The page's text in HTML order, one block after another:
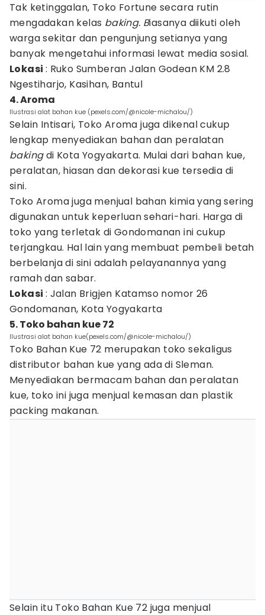
Tak ketinggalan, Toko Fortune secara rutin
mengadakan kelas baking. Biasanya diikuti oleh
warga sekitar dan pengunjung setianya yang
banyak mengetahui informasi lewat media sosial.
Lokasi : Ruko Sumberan Jalan Godean KM 2.8
Ngestiharjo, Kasihan, Bantul
4. Aroma
Ilustrasi alat bahan kue (pexels.com/@nicole-michalou/)
Selain Intisari, Toko Aroma juga dikenal cukup
lengkap menyediakan bahan dan peralatan
bakingdi Kota Yogyakarta. Mulai dari bahan kue,
peralatan, hiasan dan dekorasi kue tersedia di
sini.
Toko Aroma juga menjual bahan kimia yang sering
digunakan untuk keperluan sehari-hari. Harga di
toko yang terletak di Gondomanan ini cukup
terjangkau. Hal lain yang membuat pembeli betah
berbelanja di sini adalah pelayanannya yang
ramah dan sabar.
Lokasi : Jalan Brigjen Katamso nomor 26
Gondomanan, Kota Yogyakarta
5. Toko bahan kue 72
Ilustrasi alat bahan kue(pexels.com/@nicole-michalou/)
Toko Bahan Kue 72 merupakan toko sekaligus
distributor bahan kue yang ada di Sleman.
Menyediakan bermacam bahan dan peralatan
kue, toko ini juga menjual kemasan dan plastik
packing makanan.
Selain itu Toko Bahan Kue 72 juga menjual